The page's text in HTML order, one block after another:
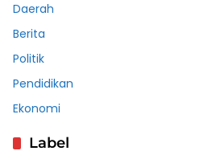
Daerah
Berita
Politik
Pendidikan
Ekonomi
Label